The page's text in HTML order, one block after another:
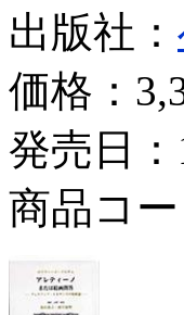
出版社：
価格：
発売日：
商品コー